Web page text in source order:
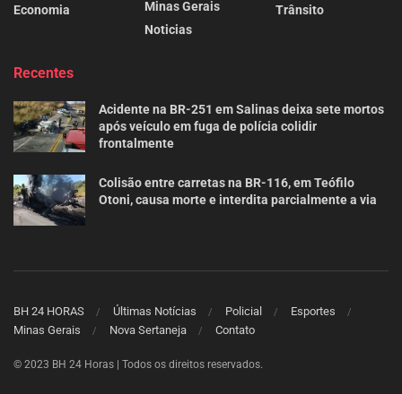
Economia
Minas Gerais
Noticias
Trânsito
Recentes
Acidente na BR-251 em Salinas deixa sete mortos
após veículo em fuga de polícia colidir
frontalmente
Colisão entre carretas na BR-116, em Teófilo
Otoni, causa morte e interdita parcialmente a via
BH 24 HORAS Últimas Notícias Policial
Esportes
Minas Gerais
Nova Sertaneja Contato
© 2023 BH 24 Horas | Todos os direitos reservados.